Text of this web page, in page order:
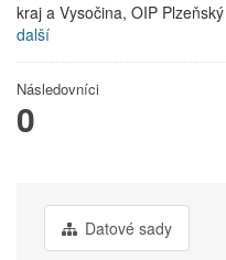
kraj a Vysočina, OIP
další
Následovníci
0
Datové sady